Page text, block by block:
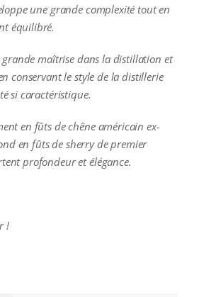
une grande complexité tout en
équilibré.
grande maîtrise dans la distillation et
conservant le style de la distillerie
si caractéristique.
en fûts de chêne américain ex-
en fûts de sherry de premier
profondeur et élégance.
!